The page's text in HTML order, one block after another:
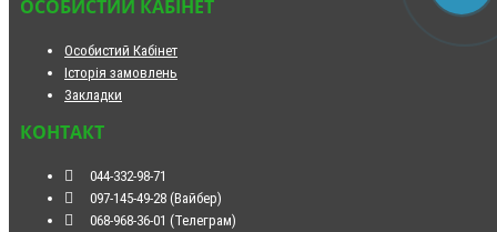
ОСОБИСТИЙ КАБІНЕТ
Особистий Кабінет
Історія замовлень
Закладки
КОНТАКТ
044-332-98-71
097-145-49-28 (Вайбер)
068-968-36-01 (Телеграм)